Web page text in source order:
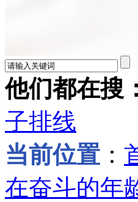
他们都在搜：
子排线
当前位置 ：
在奋斗的年